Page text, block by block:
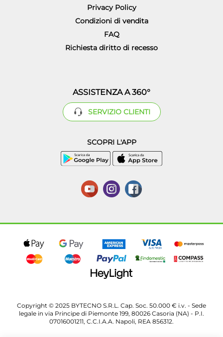
Privacy Policy
Condizioni di vendita
FAQ
Richiesta diritto di recesso
ASSISTENZA A 360°
SERVIZIO CLIENTI
SCOPRI L'APP
Copyright © 2025 BYTECNO S.R.L. Cap. Soc. 50.000 € i.v. - Sede
legale in via Principe di Piemonte 199, 80026 Casoria (NA) - P.I.
07016001211, C.C.I.A.A. Napoli, REA 856312.